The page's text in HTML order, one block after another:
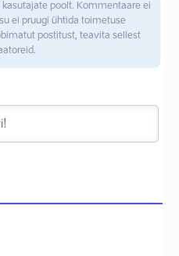
poolt. Kommentaare ei
ei pruugi ühtida toimetuse
postitust, teavita sellest